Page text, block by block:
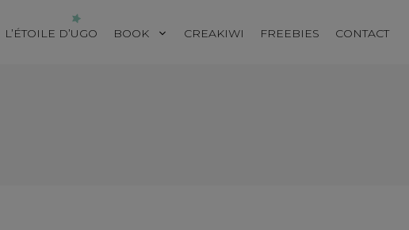
L’ÉTOILE D’UGO BOOK CREAKIWI FREEBIES CONTACT